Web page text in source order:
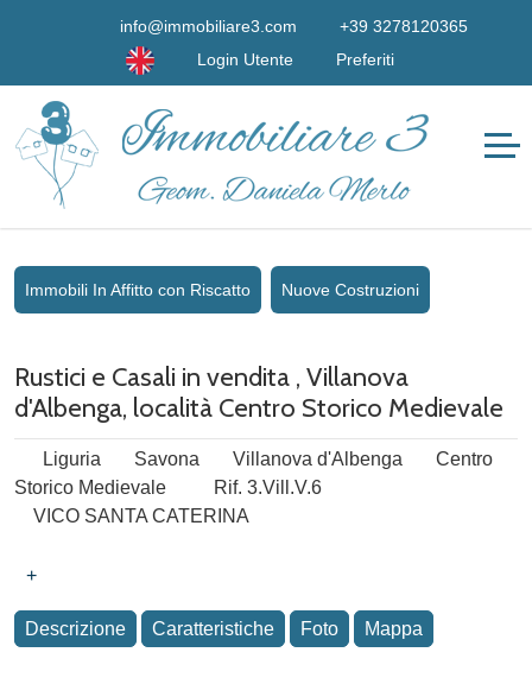
info@immobiliare3.com
+39 3278120365
Login Utente
Preferiti
Immobili In Affitto con Riscatto Nuove Costruzioni
Rustici e Casali in vendita , Villanova
d'Albenga, località Centro Storico Medievale
Liguria Savona Villanova d'Albenga
Centro
Storico Medievale
Rif. 3.Vill.V.6
VICO SANTA CATERINA
+
Descrizione Caratteristiche Foto Mappa